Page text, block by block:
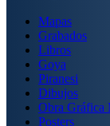
Mapas
Grabados
Libros
Goya
Piranesi
Dibujos
Obra Gráfica
Posters